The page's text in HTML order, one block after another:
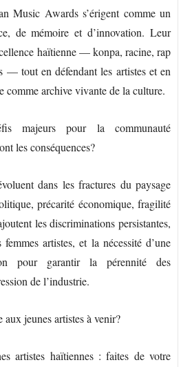
Music Awards s’érigent comme un
de mémoire et d’innovation. Leur
haïtienne — konpa, racine, rap
— tout en défendant les artistes et en
comme archive vivante de la culture.
majeurs pour la communauté
les conséquences?
dans les fractures du paysage
précarité économique, fragilité
les discriminations persistantes,
artistes, et la nécessité d’une
pour garantir la pérennité des
de l’industrie.
jeunes artistes à venir?
artistes haïtiennes : faites de votre